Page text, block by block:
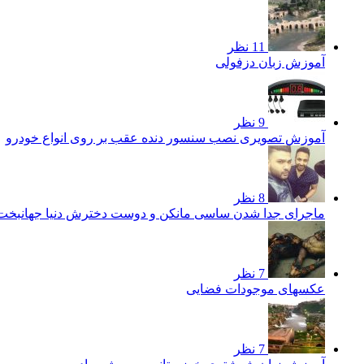
11 نظر
آموزش زبان دزفولی
9 نظر
آموزش تصویری نصب سنسور دنده عقب بر روی انواع خودرو
8 نظر
ماجرای جدا شدن ساسی مانکن و دوست دخترش دنیا
7 نظر
عکسهای موجودات فضایی
7 نظر